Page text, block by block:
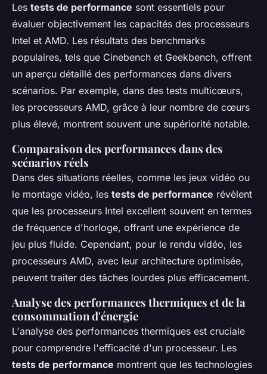
Les tests de performance sont essentiels pour
évaluer objectivement les capacités des processeurs
Intel et AMD. Les résultats des benchmarks
populaires, tels que Cinebench et Geekbench, offrent
un aperçu détaillé des performances dans divers
scénarios. Par exemple, dans des tests multicœurs,
les processeurs AMD, grâce à leur nombre de cœurs
plus élevé, montrent souvent une supériorité notable.
Comparaison des performances dans des
scénarios réels
Dans des situations réelles, comme les jeux vidéo ou
le montage vidéo, les tests de performance révèlent
que les processeurs Intel excellent souvent en termes
de fréquence d'horloge, offrant une expérience de
jeu plus fluide. Cependant, pour le rendu vidéo, les
processeurs AMD, avec leur architecture optimisée,
peuvent traiter des tâches lourdes plus efficacement.
Analyse des performances thermiques et de la
consommation d'énergie
L'analyse des performances thermiques est cruciale
pour comprendre l'efficacité d'un processeur. Les
tests de performance montrent que les technologies